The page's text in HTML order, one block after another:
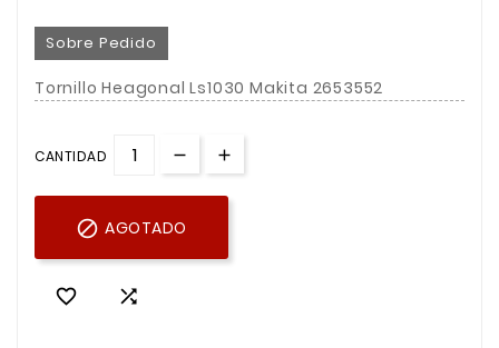
Sobre Pedido
Tornillo Heagonal Ls1030 Makita 2653552
CANTIDAD
 AGOTADO
 